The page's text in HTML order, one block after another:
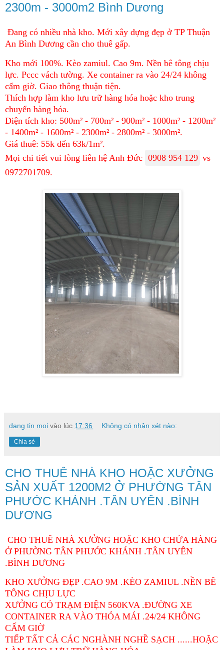
2300m - 3000m2 Bình Dương
Đang có nhiều nhà kho. Mới xây dựng đẹp ở TP Thuận
An Bình Dương cần cho thuê gấp.
Kho mới 100%. Kèo zamiul. Cao 9m. Nền bê tông chịu
lực. Pccc vách tường. Xe container ra vào 24/24 không
cấm giờ. Giao thông thuận tiện.
Thích hợp làm kho lưu trữ hàng hóa hoặc kho trung
chuyển hàng hóa.
Diện tích kho: 500m² - 700m² - 900m² - 1000m² - 1200m²
- 1400m² - 1600m² - 2300m² - 2800m² - 3000m².
Giá thuê: 55k đến 63k/1m².
Mọi chi tiết vui lòng liên hệ Anh Đức 0908 954 129 vs
0972701709.
dang tin moi vào lúc 17:36 Không có nhận xét nào:
Chia sẻ
CHO THUÊ NHÀ KHO HOẶC XƯỞNG
SẢN XUẤT 1200M2 Ở PHƯỜNG TÂN
PHƯỚC KHÁNH .TÂN UYÊN .BÌNH
DƯƠNG
CHO THUÊ NHÀ XƯỞNG HOẶC KHO CHỨA HÀNG
Ở PHƯỜNG TÂN PHƯỚC KHÁNH .TÂN UYÊN
.BÌNH DƯƠNG
KHO XƯỞNG ĐẸP .CAO 9M .KÈO ZAMIUL .NỀN BÊ
TÔNG CHỊU LỰC
XƯỞNG CÓ TRẠM ĐIỆN 560KVA .ĐƯỜNG XE
CONTAINER RA VÀO THỎA MÁI .24/24 KHÔNG
CẤM GIỜ
TIẾP TẤT CẢ CÁC NGHÀNH NGHỀ SẠCH ......HOẶC